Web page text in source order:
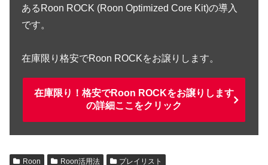
あるRoon ROCK (Roon Optimized Core Kit)の導入
です。
在庫限り格安でRoon ROCKをお譲りします。
在庫限り！格安でRoon ROCKをお譲りします
の詳細ここをクリック
Roon Roon活用法 プレイリスト